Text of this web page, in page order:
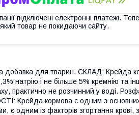
підключені електронні платежі.
товар не покидаючи сайту.
добавка для тварин. СКЛАД: Крейда
натрію і не більше 5% кремнію та
практично не розчинний у воді.
Крейда кормова є одним з
одним із факторів згортання крові,